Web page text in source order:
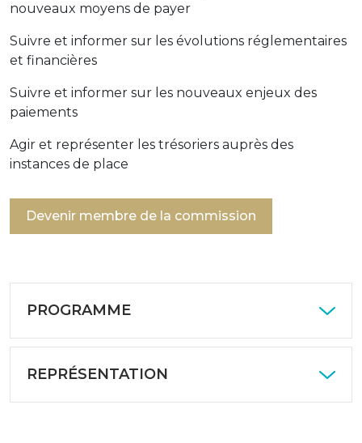
nouveaux moyens de payer
Suivre et informer sur les évolutions réglementaires
et financières
Suivre et informer sur les nouveaux enjeux des
paiements
Agir et représenter les trésoriers auprès des
instances de place
Devenir membre de la commission
PROGRAMME
REPRÉSENTATION